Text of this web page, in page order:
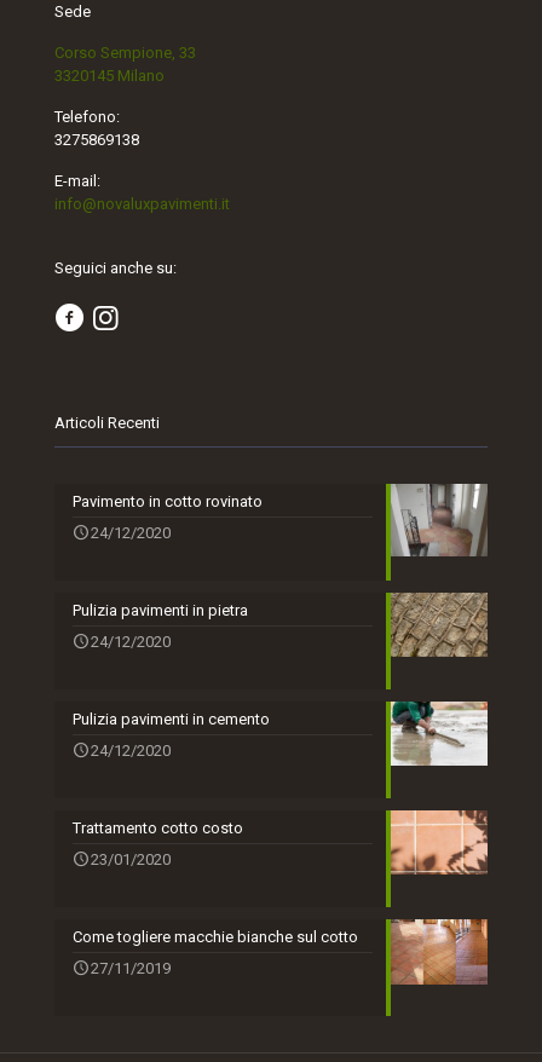
Sede
Corso Sempione, 33
3320145 Milano
Telefono:
3275869138
E-mail:
info@novaluxpavimenti.it
Seguici anche su:
Articoli Recenti
Pavimento in cotto rovinato
24/12/2020
Pulizia pavimenti in pietra
24/12/2020
Pulizia pavimenti in cemento
24/12/2020
Trattamento cotto costo
23/01/2020
Come togliere macchie bianche sul cotto
27/11/2019